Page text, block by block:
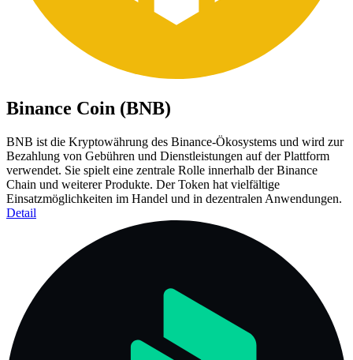
Binance Coin (BNB)
BNB ist die Kryptowährung des Binance-Ökosystems und wird zur
Bezahlung von Gebühren und Dienstleistungen auf der Plattform
verwendet. Sie spielt eine zentrale Rolle innerhalb der Binance
Chain und weiterer Produkte. Der Token hat vielfältige
Einsatzmöglichkeiten im Handel und in dezentralen Anwendungen.
Detail